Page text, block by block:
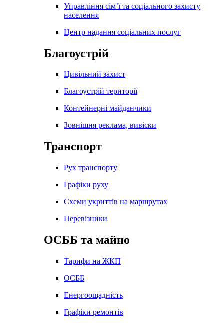
Управління сім’ї та соціального захисту
населення
Центр надання соціальних послуг
Благоустрій
Цивільний захист
Благоустрій території
Контейнерні майданчики
Зовнішня реклама, вивіски
Транспорт
Рух транспорту
Графіки руху
Схеми укриттів на маршрутах
Перевізники
ОСББ та майно
Тарифи на ЖКП
ОСББ
Енергоощадність
Графіки ремонтів